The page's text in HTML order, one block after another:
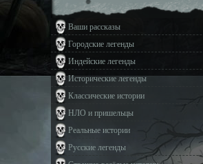
Ваши рассказы
Городские легенды
Индейские легенды
Исторические легенды
Классические истории
НЛО и пришельцы
Реальные истории
Русские легенды